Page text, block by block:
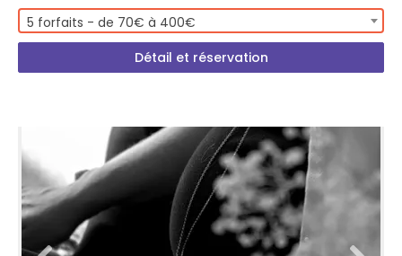
5 forfaits - de 70€ à 400€
Détail et réservation